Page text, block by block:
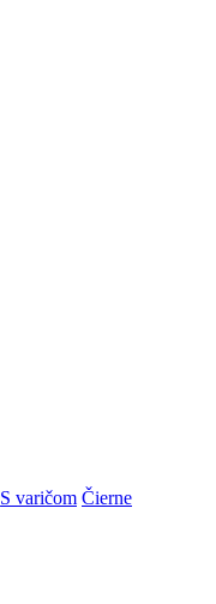
S varičom Čierne